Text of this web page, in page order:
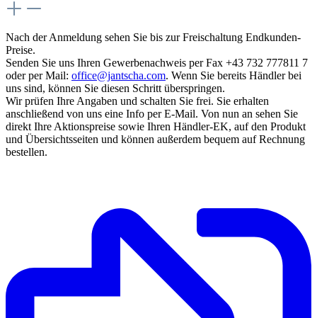
Nach der Anmeldung sehen Sie bis zur Freischaltung Endkunden-
Preise.
Senden Sie uns Ihren Gewerbenachweis per Fax +43 732 777811 7
oder per Mail: office@jantscha.com. Wenn Sie bereits Händler bei
uns sind, können Sie diesen Schritt überspringen.
Wir prüfen Ihre Angaben und schalten Sie frei. Sie erhalten
anschließend von uns eine Info per E-Mail. Von nun an sehen Sie
direkt Ihre Aktionspreise sowie Ihren Händler-EK, auf den Produkt
und Übersichtsseiten und können außerdem bequem auf Rechnung
bestellen.